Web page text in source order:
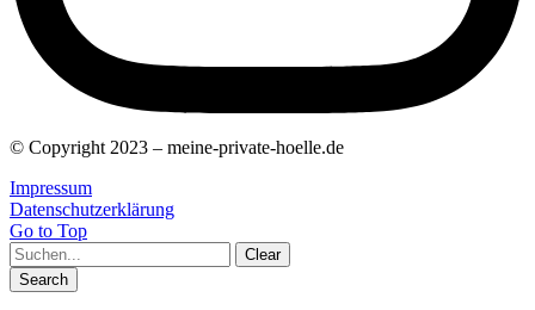
© Copyright 2023 – meine-private-hoelle.de
Impressum
Datenschutzerklärung
Go to Top
Clear
Search